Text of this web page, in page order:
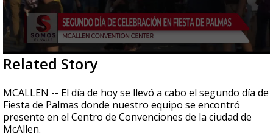
0
seconds
of
3
minutes,
27
seconds
Related Story
MCALLEN -- El día de hoy se llevó a cabo el segundo día de
Fiesta de Palmas donde nuestro equipo se encontró
presente en el Centro de Convenciones de la ciudad de
McAllen.